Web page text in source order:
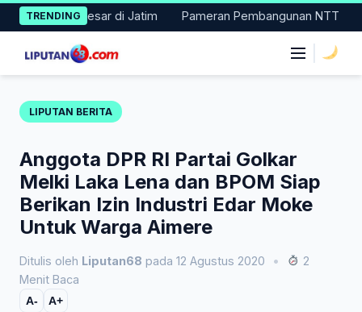
Skip
to
content
TRENDING
11 Besar di Jatim Pameran Pembangunan NTT Didorong
LIPUTAN BERITA
Anggota DPR RI Partai Golkar
Melki Laka Lena dan BPOM Siap
Berikan Izin Industri Edar Moke
Untuk Warga Aimere
Ditulis oleh Liputan68 pada 12 Agustus 2020 •
2
Menit Baca
A- A+